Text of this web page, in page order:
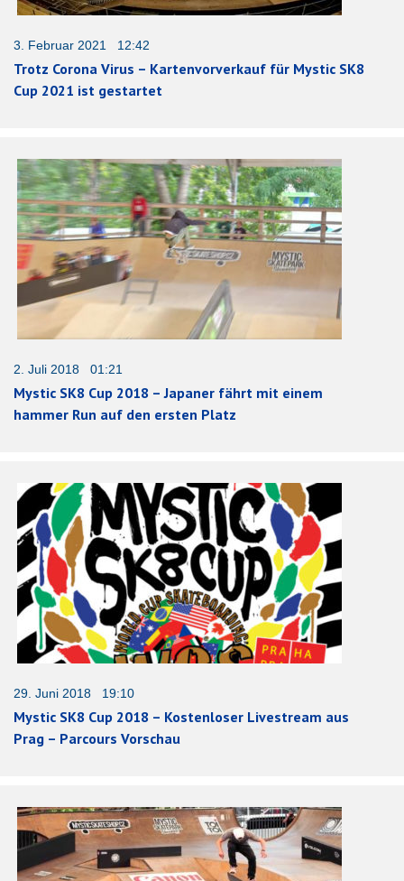
3. Februar 2021 12:42
Trotz Corona Virus – Kartenvorverkauf für Mystic SK8
Cup 2021 ist gestartet
2. Juli 2018 01:21
Mystic SK8 Cup 2018 – Japaner fährt mit einem
hammer Run auf den ersten Platz
29. Juni 2018 19:10
Mystic SK8 Cup 2018 – Kostenloser Livestream aus
Prag – Parcours Vorschau